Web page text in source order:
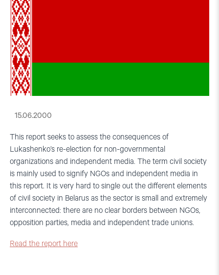
15.06.2000
This report seeks to assess the consequences of
Lukashenko’s re-election for non-governmental
organizations and independent media. The term civil society
is mainly used to signify NGOs and independent media in
this report. It is very hard to single out the different elements
of civil society in Belarus as the sector is small and extremely
interconnected: there are no clear borders between NGOs,
opposition parties, media and independent trade unions.
Read the report here